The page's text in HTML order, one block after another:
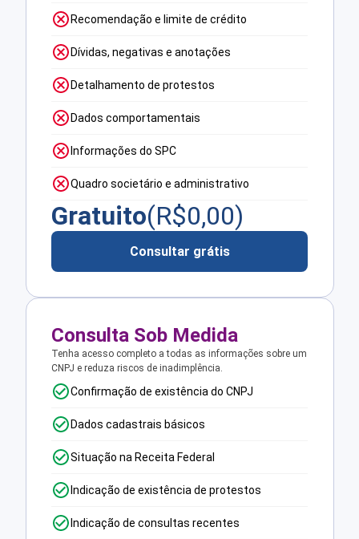
Recomendação e limite de crédito
Dívidas, negativas e anotações
Detalhamento de protestos
Dados comportamentais
Informações do SPC
Quadro societário e administrativo
Gratuito(R$0,00)
Consultar grátis
Consulta Sob Medida
Tenha acesso completo a todas as informações sobre um
CNPJ e reduza riscos de inadimplência.
Confirmação de existência do CNPJ
Dados cadastrais básicos
Situação na Receita Federal
Indicação de existência de protestos
Indicação de consultas recentes